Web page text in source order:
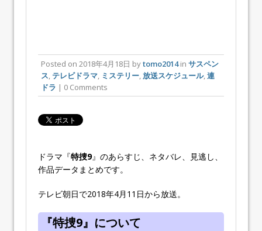
Posted on 2018年4月18日 bytomo2014in サスペン
ス テレビドラマ ミステリー 放送スケジュール, 連
ドラ | 0 Comments
ドラマ『特捜9』のあらすじ、ネタバレ、見逃し、
作品データまとめです。
テレビ朝日で2018年4月11日から放送。
『特捜9』について